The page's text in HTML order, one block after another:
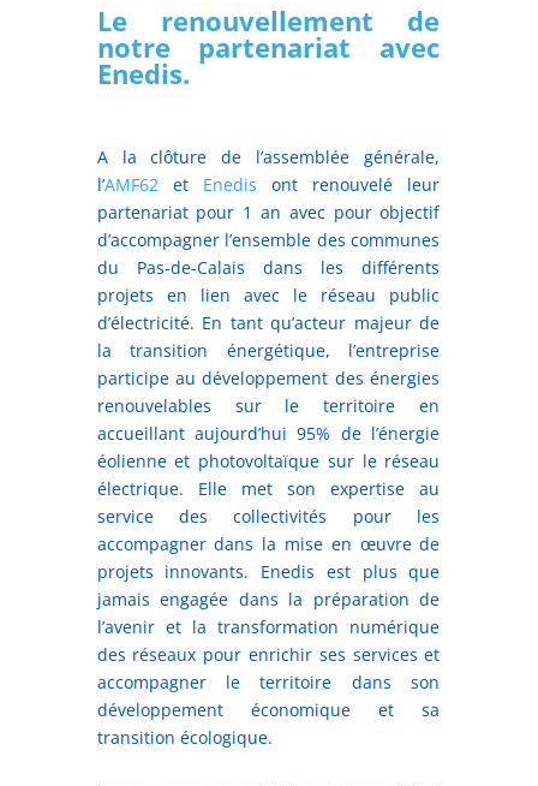
Le renouvellement de
notre partenariat avec
Enedis.
A la clôture de l’assemblée générale,
l’AMF62 et Enedis ont renouvelé leur
partenariat pour 1 an avec pour objectif
d’accompagner l’ensemble des communes
du Pas-de-Calais dans les différents
projets en lien avec le réseau public
d’électricité. En tant qu’acteur majeur de
la transition énergétique, l’entreprise
participe au développement des énergies
renouvelables sur le territoire en
accueillant aujourd’hui 95% de l’énergie
éolienne et photovoltaïque sur le réseau
électrique. Elle met son expertise au
service des collectivités pour les
accompagner dans la mise en œuvre de
projets innovants. Enedis est plus que
jamais engagée dans la préparation de
l’avenir et la transformation numérique
des réseaux pour enrichir ses services et
accompagner le territoire dans son
développement économique et sa
transition écologique.